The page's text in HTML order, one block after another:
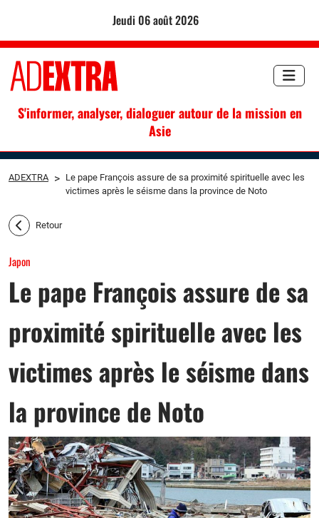
jeudi 06 août 2026
S'informer, analyser, dialoguer autour de la mission en
Asie
ADEXTRA > Le pape François assure de sa proximité spirituelle avec les
victimes après le séisme dans la province de Noto
Retour
Japon
Le pape François assure de sa
proximité spirituelle avec les
victimes après le séisme dans
la province de Noto